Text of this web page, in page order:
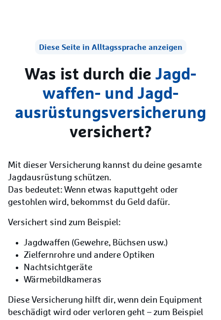
Diese Seite in Alltagssprache anzeigen
Was ist durch die Jagd­
waffen- und Jagd­
ausrüstungs­versicherung
versichert?
Mit dieser Versicherung kannst du deine gesamte
Jagdausrüstung schützen.
Das bedeutet: Wenn etwas kaputtgeht oder
gestohlen wird, bekommst du Geld dafür.
Versichert sind zum Beispiel:
Jagdwaffen (Gewehre, Büchsen usw.)
Zielfernrohre und andere Optiken
Nachtsichtgeräte
Wärmebildkameras
Diese Versicherung hilft dir, wenn dein Equipment
beschädigt wird oder verloren geht – zum Beispiel